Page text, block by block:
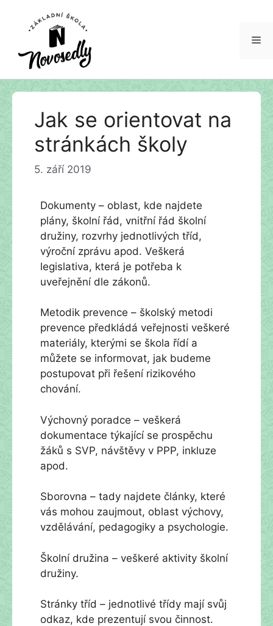
Přeskočit
Jak se orientovat na
stránkách školy
5. září 2019
Dokumenty – oblast, kde najdete
plány, školní řád, vnitřní řád školní
družiny, rozvrhy jednotlivých tříd,
výroční zprávu apod. Veškerá
legislativa, která je potřeba k
uveřejnění dle zákonů.
Metodik prevence – školský metodi
prevence předkládá veřejnosti veškeré
materiály, kterými se škola řídí a
můžete se informovat, jak budeme
postupovat při řešení rizikového
chování.
Výchovný poradce – veškerá
dokumentace týkající se prospěchu
žáků s SVP, návštěvy v PPP, inkluze
apod.
Sborovna – tady najdete články, které
vás mohou zaujmout, oblast výchovy,
vzdělávání, pedagogiky a psychologie.
Školní družina – veškeré aktivity školní
družiny.
Stránky tříd – jednotlivé třídy mají svůj
odkaz, kde prezentují svou činnost.